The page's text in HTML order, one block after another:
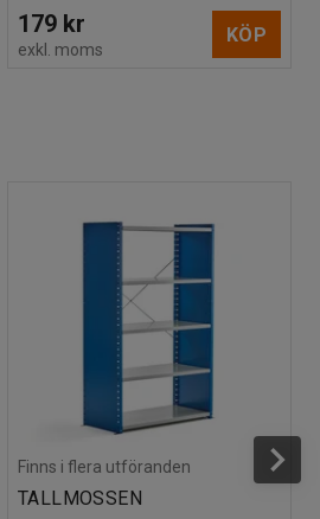
179 kr
exkl. moms
KÖP
Finns i flera utföranden
TALLMOSSEN